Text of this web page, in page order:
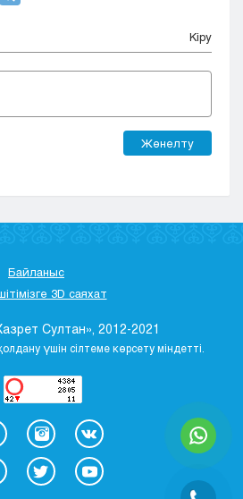
Кіру
Жөнелту
Байланыс
3D саяхат
Султан», 2012-2021
үшін сілтеме көрсету міндетті.